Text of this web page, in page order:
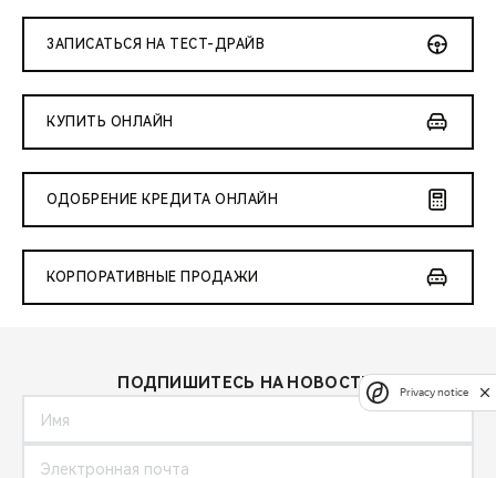
ЗАПИСАТЬСЯ НА ТЕСТ-ДРАЙВ
КУПИТЬ ОНЛАЙН
ОДОБРЕНИЕ КРЕДИТА ОНЛАЙН
КОРПОРАТИВНЫЕ ПРОДАЖИ
ПОДПИШИТЕСЬ НА НОВОСТИ:
Privacy notice